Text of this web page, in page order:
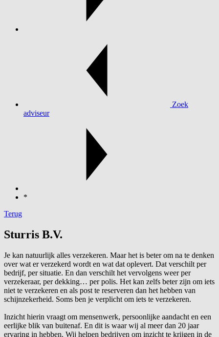
Zoek
adviseur
*
Terug
Sturris B.V.
Je kan natuurlijk alles verzekeren. Maar het is beter om na te denken
over wat er verzekerd wordt en wat dat oplevert. Dat verschilt per
bedrijf, per situatie. En dan verschilt het vervolgens weer per
verzekeraar, per dekking… per polis. Het kan zelfs beter zijn om iets
niet te verzekeren en als post te reserveren dan het hebben van
schijnzekerheid. Soms ben je verplicht om iets te verzekeren.
Inzicht hierin vraagt om mensenwerk, persoonlijke aandacht en een
eerlijke blik van buitenaf. En dit is waar wij al meer dan 20 jaar
ervaring in hebben. Wij helpen bedrijven om inzicht te krijgen in de